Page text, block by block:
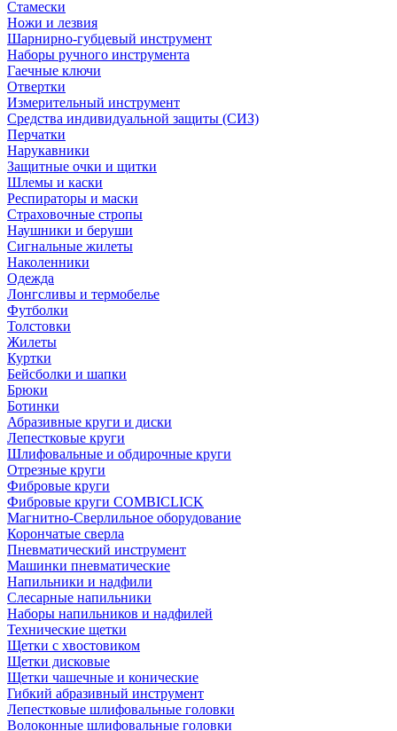
Стамески
Ножи и лезвия
Шарнирно-губцевый инструмент
Наборы ручного инструмента
Гаечные ключи
Отвертки
Измерительный инструмент
Средства индивидуальной защиты (СИЗ)
Перчатки
Нарукавники
Защитные очки и щитки
Шлемы и каски
Респираторы и маски
Страховочные стропы
Наушники и беруши
Сигнальные жилеты
Наколенники
Одежда
Лонгсливы и термобелье
Футболки
Толстовки
Жилеты
Куртки
Бейсболки и шапки
Брюки
Ботинки
Абразивные круги и диски
Лепестковые круги
Шлифовальные и обдирочные круги
Отрезные круги
Фибровые круги
Фибровые круги COMBICLICK
Магнитно-Сверлильное оборудование
Корончатые сверла
Пневматический инструмент
Машинки пневматические
Напильники и надфили
Слесарные напильники
Наборы напильников и надфилей
Технические щетки
Щетки с хвостовиком
Щетки дисковые
Щетки чашечные и конические
Гибкий абразивный инструмент
Лепестковые шлифовальные головки
Волоконные шлифовальные головки